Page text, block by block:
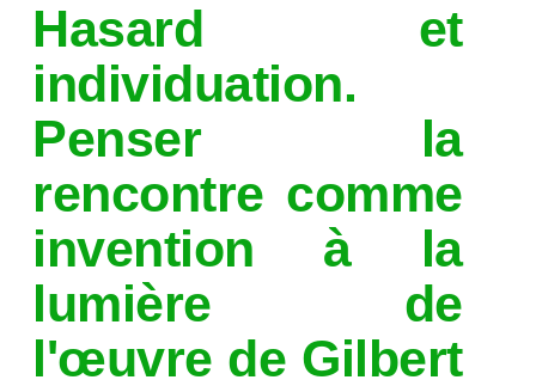
Hasard et
individuation.
Penser la
rencontre comme
invention à la
lumière de
l'œuvre de Gilbert